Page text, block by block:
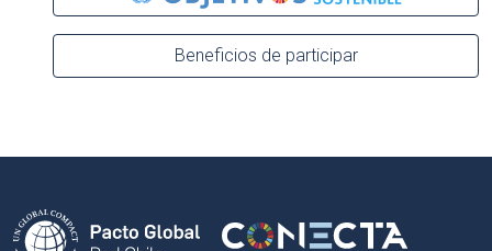
Beneficios de participar